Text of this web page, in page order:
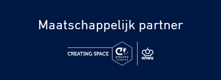
Maatschappelijk partner